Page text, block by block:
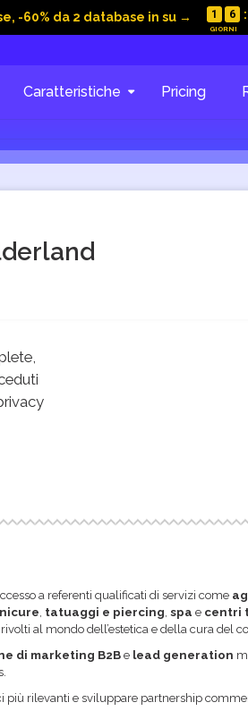
-60% da 2 database in su → 1 6
Caratteristiche Pricing
a referenti qualificati di servizi come
tatuaggi e piercing spa e centri
rivolti al mondo dell’estetica e della cura del
di marketing B2B e lead generation
più rilevanti e sviluppare partnership